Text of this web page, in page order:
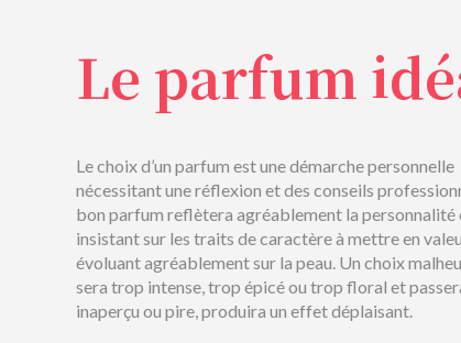
Le parfum
Le choix d’un parfum est une démarche personnelle
nécessitant une réflexion et des conseils
bon parfum reflètera agréablement la personnalité
insistant sur les traits de caractère à mettre en
évoluant agréablement sur la peau. Un choix
sera trop intense, trop épicé ou trop floral et
inaperçu ou pire, produira un effet déplaisant.